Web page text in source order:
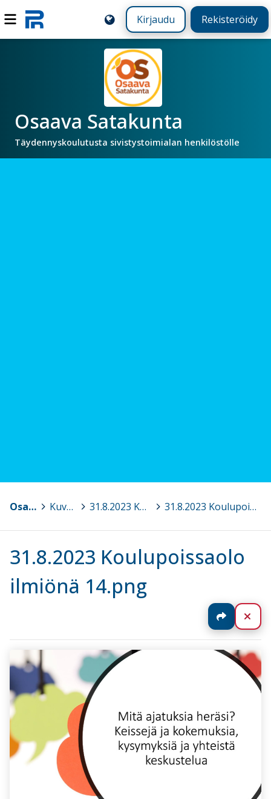
Kirjaudu Rekisteröidy
Osaava Satakunta
Täydennyskoulutusta sivistystoimialan henkilöstölle
Osaava Satakunta Kuvagalleria > 31.8.2023 Koulupoissaolo ilmiönä ja keinoja siihen puuttumiseen 31.8.2023 Koulupoissaolo ilmiönä 14.png
31.8.2023 Koulupoissaolo
ilmiönä 14.png
Jaa